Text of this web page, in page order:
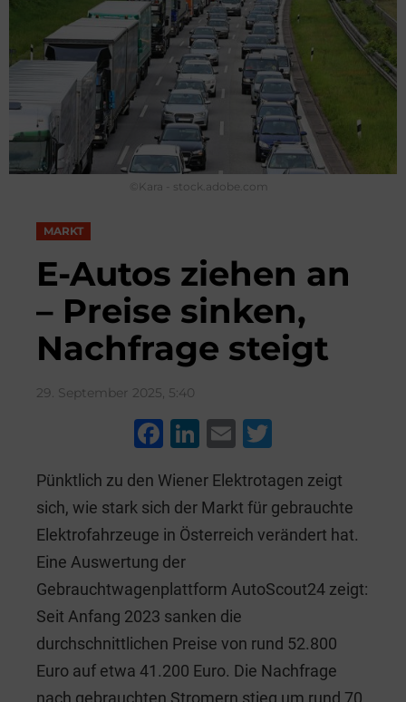
©Kara - stock.adobe.com
MARKT
E-Autos ziehen an
– Preise sinken,
Nachfrage steigt
29. September 2025, 5:40
F
c
e
b
o
o
k
Li
k
e
dI
n
E
ai
l
tt
er
Pünktlich zu den Wiener Elektrotagen zeigt
sich, wie stark sich der Markt für gebrauchte
Elektrofahrzeuge in Österreich verändert hat.
Eine Auswertung der
Gebrauchtwagenplattform AutoScout24 zeigt:
Seit Anfang 2023 sanken die
durchschnittlichen Preise von rund 52.800
Euro auf etwa 41.200 Euro. Die Nachfrage
nach gebrauchten Stromern stieg um rund 70